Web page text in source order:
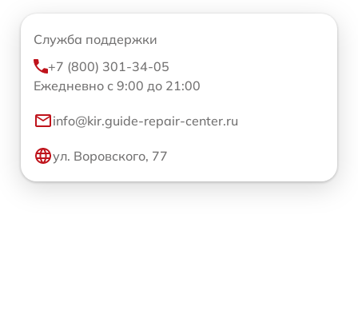
Служба поддержки
+7 (800) 301-34-05
Ежедневно с 9:00 до 21:00
info@kir.guide-repair-center.ru
ул. Воровского, 77